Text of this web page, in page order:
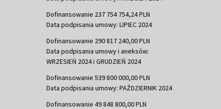
Dofinansowanie 237 754 754,24 PLN
Data podpisania umowy: LIPIEC 2024
Dofinansowanie 290 817 240,00 PLN
Data podpisania umowy i aneksów:
WRZESIEŃ 2024 i GRUDZIEŃ 2024
Dofinansowanie 539 800 000,00 PLN
Data podpisania umowy: PAŹDZIERNIK 2024
Dofinansowanie 49 848 800,00 PLN